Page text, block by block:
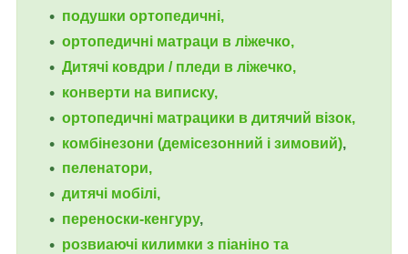
подушки ортопедичні,
ортопедичні матраци в ліжечко,
Дитячі ковдри / пледи в ліжечко,
конверти на виписку,
ортопедичні матрацики в дитячий візок,
комбінезони (демісезонний і зимовий),
пеленатори,
дитячі мобілі,
переноски-кенгуру,
розвиаючі килимки з піаніно та